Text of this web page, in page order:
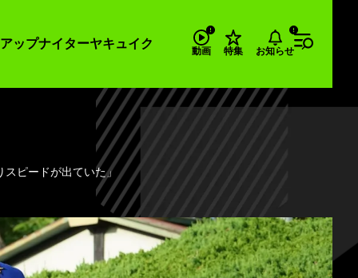
ップナイターヤキュイク
動画 特集 お知らせ
ピードが出ていた」